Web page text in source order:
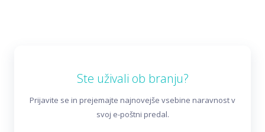
Ste uživali ob branju?
Prijavite se in prejemajte najnovejše vsebine naravnost v
svoj e-poštni predal.